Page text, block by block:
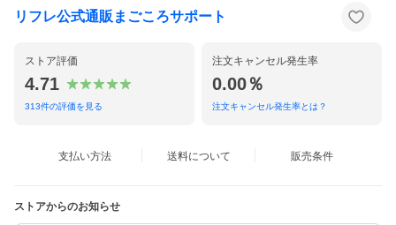
に付着します。その場合は、衣類を脱水してから、よくはたいて
ください。洗濯機の内部はよく拭き取った後、水で洗い流してく
相談ください。
＜使用上の注意＞
・汚れた紙おむつは早くとりかえてください。
＜保管上の注意＞
＜使用後の処理＞
リフレ公式通販まごころサポート
ストア評価
4.71
313件の評価を見る
注文キャンセル発生率
0.00％
注文キャンセル発生率とは？
支払い方法 送料について 販売条件
ストアからのお知らせ